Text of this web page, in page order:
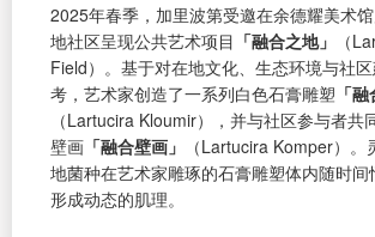
2025年春季，加里波第受邀在余德耀美术
地社区呈现公共艺术项目 「融合之地」
（
Field）。基于对在地文化、生态环境与社
考，艺术家创造了一系列白色石膏雕塑 「
（Lartucira Kloumir），并与社区参与者共
壁画 「融合壁画」
（Lartucira Komper）
地菌种在艺术家雕琢的石膏雕塑体内随时间
形成动态的肌理。